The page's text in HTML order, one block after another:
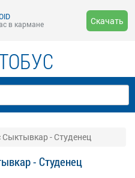
в кармане
Скачать
Сыктывкар - Студенец
- Студенец